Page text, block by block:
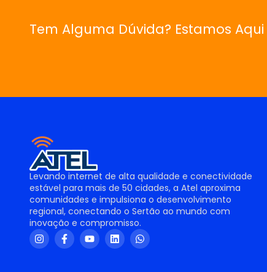
Tem Alguma Dúvida? Estamos
Levando internet de alta qualidade e conectividade
estável para mais de 50 cidades, a Atel aproxima
comunidades e impulsiona o desenvolvimento
regional, conectando o Sertão ao mundo com
inovação e compromisso.